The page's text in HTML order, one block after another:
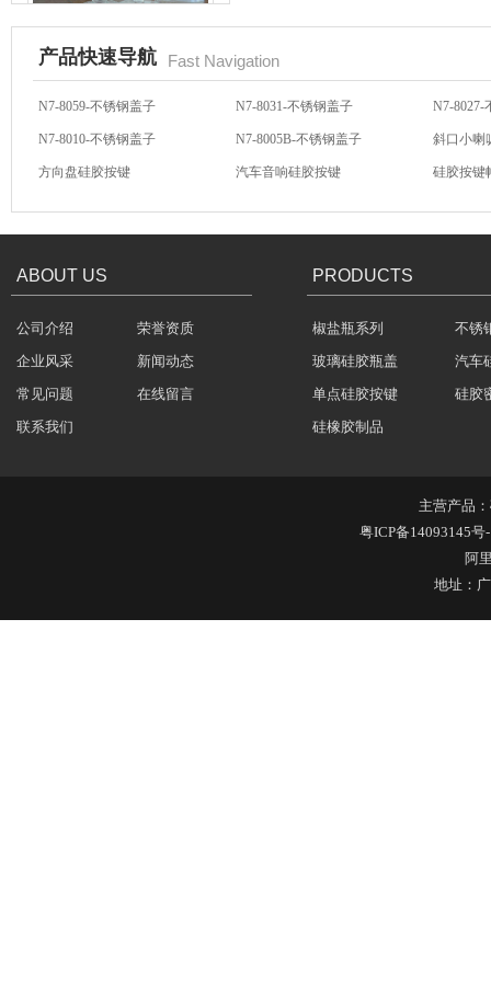
产品快速导航 Fast Navigation
N7-8010-不锈钢盖子 N7-8005B-不锈钢盖子 斜口小喇
方向盘硅胶按键 汽车音响硅胶按键 硅胶按键
汽车音响导电硅胶按键 轻触开关硅胶按键 汽车音响
N7-8059-不锈钢盖子 N7-8031-不锈钢盖子 N7-8027-
ABOUT US
公司介绍
荣誉资质
企业风采
新闻动态
常见问题
在线留言
联系我们
PRODUCTS
椒盐瓶系列
不锈
玻璃硅胶瓶盖
汽车
单点硅胶按键
硅胶
硅橡胶制品
主营产品：
粤ICP备14093145号
阿
地址：